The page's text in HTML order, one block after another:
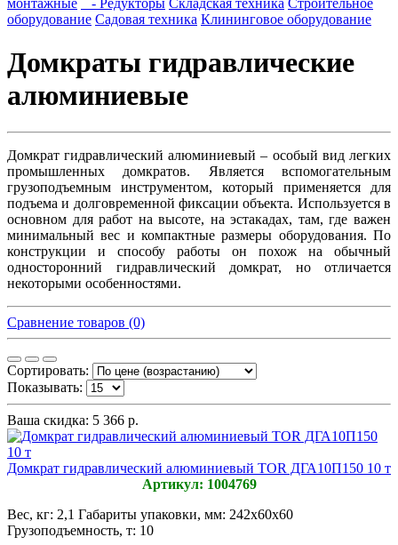
монтажные - Редукторы Складская техника Строительное
оборудование Садовая техника Клининговое оборудование
Домкраты гидравлические
алюминиевые
Домкрат гидравлический алюминиевый – особый вид легких
промышленных домкратов. Является вспомогательным
грузоподъемным инструментом, который применяется для
подъема и долговременной фиксации объекта. Используется в
основном для работ на высоте, на эстакадах, там, где важен
минимальный вес и компактные размеры оборудования. По
конструкции и способу работы он похож на обычный
односторонний гидравлический домкрат, но отличается
некоторыми особенностями.
Сравнение товаров (0)
Сортировать:
Показывать:
Ваша скидка: 5 366 р.
Домкрат гидравлический алюминиевый TOR ДГА10П150 10 т
Артикул: 1004769
Вес, кг: 2,1 Габариты упаковки, мм: 242х60х60
Грузоподъемность, т: 10